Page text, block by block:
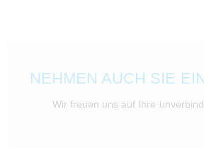
NEHMEN AUCH SIE
Wir freuen uns auf Ihre